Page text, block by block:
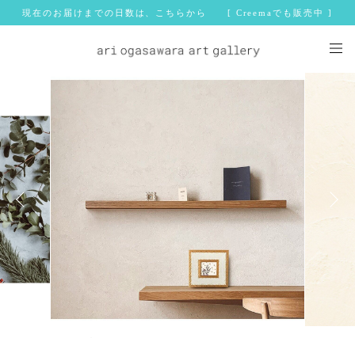
現在のお届けまでの日数は、こちらから [ Creemaでも販売中 ]